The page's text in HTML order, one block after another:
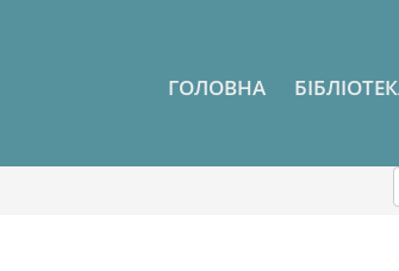
ГОЛОВНА